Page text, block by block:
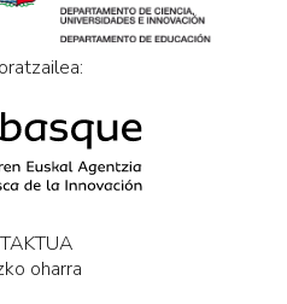
oharra